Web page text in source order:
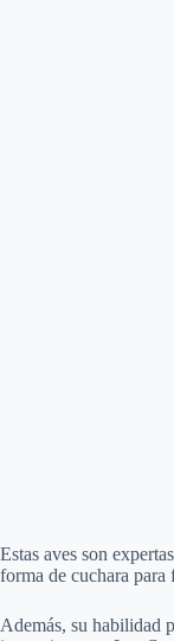
Estas aves son
forma de cuchara
Además, su habilidad